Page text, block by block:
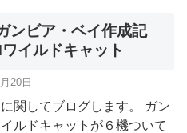
ンビア・ベイ作成記
イルドキャット
20日
関してブログします。 ガン
ルドキャットが６機ついて